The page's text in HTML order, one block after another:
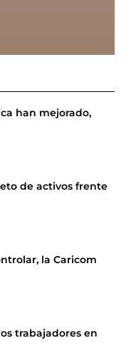
han mejorado,
de activos frente
la Caricom
trabajadores en